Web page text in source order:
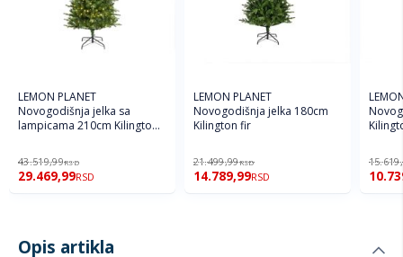
LEMON PLANET
Novogodišnja jelka sa
lampicama 210cm Kilington
43.519,99RSD
29.469,99RSD
LEMON PLANET
Novogodišnja jelka 180cm
Kilington fir
21.499,99RSD
14.789,99RSD
Opis artikla